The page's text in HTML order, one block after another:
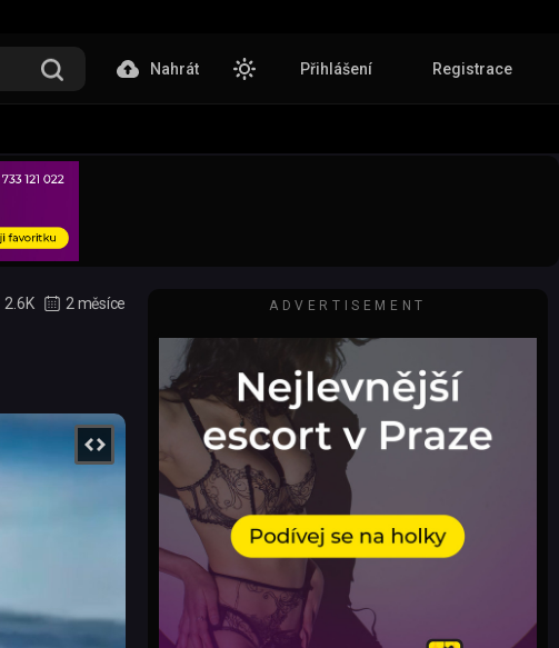
Nahrát Přihlášení Registrace
2.6K 2 měsíce ADVERTISEMENT